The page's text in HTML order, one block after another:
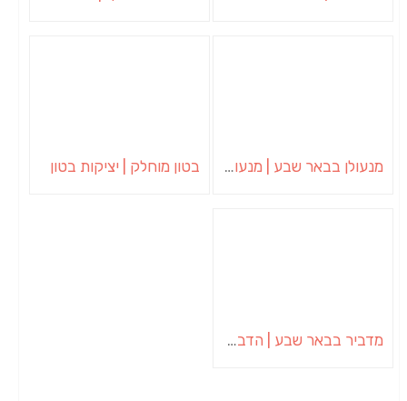
מנעולן בבאר שבע | מנעולן באופקים | ויטלי המנעולן בטון מוחלק | יציקות בטון
מדביר בבאר שבע | הדברה בבאר שבע | יוגב הדברות